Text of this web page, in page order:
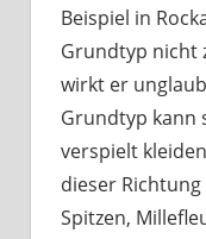
Beispiel in
Grundtyp nicht
wirkt er
Grundtyp kann
verspielt
dieser Richtung
Spitzen,